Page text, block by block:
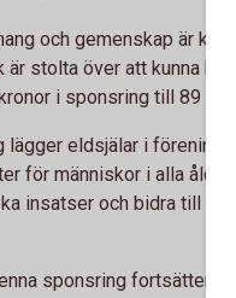
och gemenskap är
är stolta över att kunna
i sponsring till 89
lägger eldsjälar i
för människor i alla
insatser och bidra till en
sponsring fortsätter